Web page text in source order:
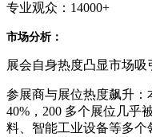
专业观众：14000+
市场分析：
展会自身热度凸显市场吸
参展商与展位热度飙升
40%，200 多个展位几乎
料、智能工业设备等多个